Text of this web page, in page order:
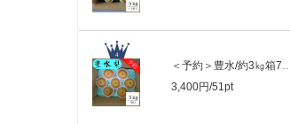
3,400円/51pt